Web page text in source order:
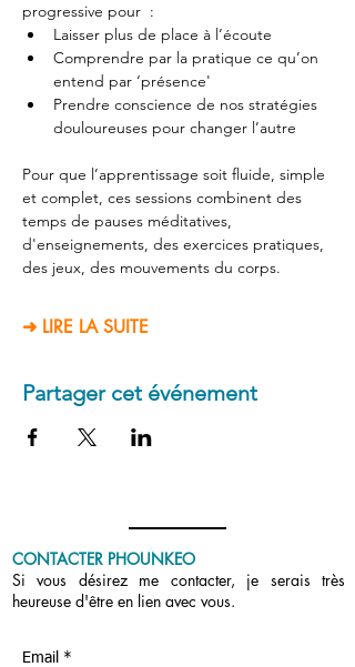
progressive pour  :
Laisser plus de place à l’écoute
Comprendre par la pratique ce qu’on
entend par ‘présence'
Prendre conscience de nos stratégies
douloureuses pour changer l’autre
Pour que l’apprentissage soit fluide, simple
et complet, ces sessions combinent des
temps de pauses méditatives,
d'enseignements, des exercices pratiques,
des jeux, des mouvements du corps.
➜ LIRE LA SUITE
Partager cet événement
CONTACTER PHOUNKEO
Si vous désirez me contacter, je serais très
heureuse d'être en lien avec vous.
Email *